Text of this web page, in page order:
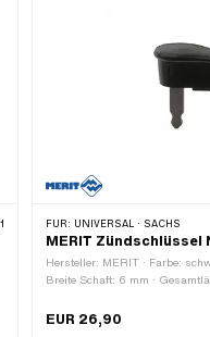
FÜR: UNIVERSAL · SACHS
MERIT Zündschlüssel
Hersteller: MERIT · Farbe:
Breite Schaft: 6 mm ·
EUR 26,90